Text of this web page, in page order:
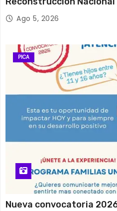
y el empleo en Tarapacá
Ago 5, 2026
PICA
Nueva convocatoria